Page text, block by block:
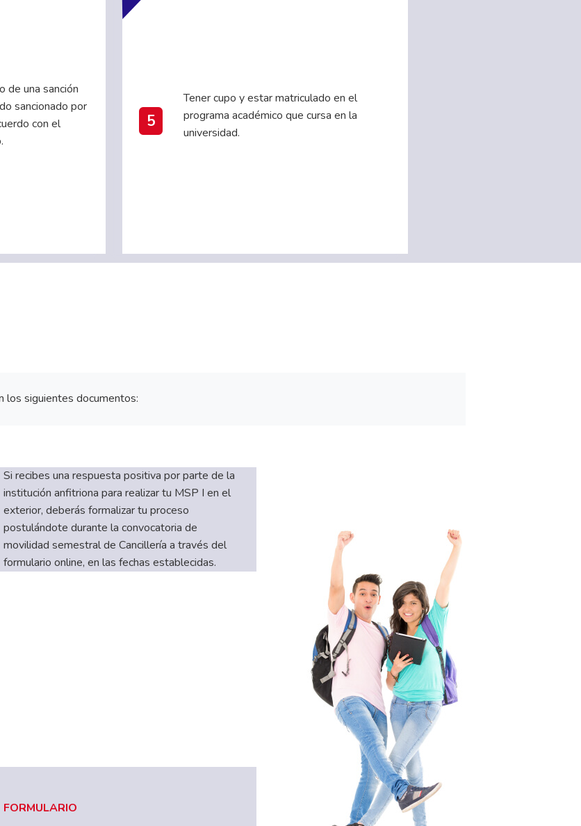
de una sanción
sancionado por
con el
5
Tener cupo y estar matriculado en el
programa académico que cursa en la
universidad.
los siguientes documentos:
Si recibes una respuesta positiva por parte de la
institución anfitriona para realizar tu MSP I en el
exterior, deberás formalizar tu proceso
postulándote durante la convocatoria de
movilidad semestral de Cancillería a través del
formulario online, en las fechas establecidas.
FORMULARIO